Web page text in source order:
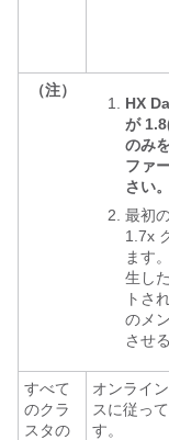
（注）
HX
が
のみ
ファ
さい。
最初
1.7x
ます
生し
トさ
のメ
させ
すべて
のクラ
スタの
オンライ
スに従っ
す。